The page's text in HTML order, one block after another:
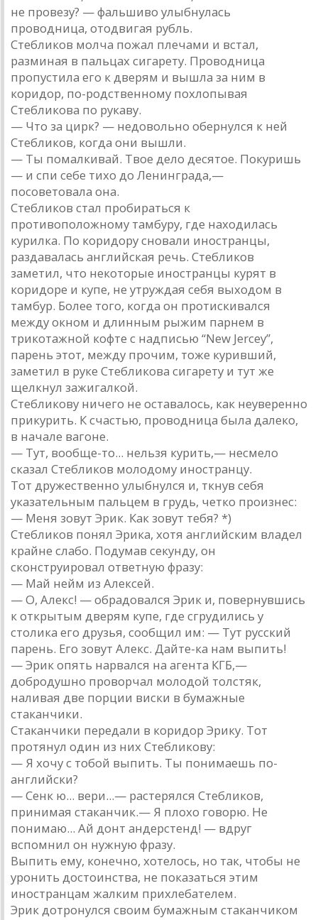
не провезу? — фальшиво улыбнулась
проводница, отодвигая рубль.
Стебликов молча пожал плечами и встал,
разминая в пальцах сигарету. Проводница
пропустила его к дверям и вышла за ним в
коридор, по-родственному похлопывая
Стебликова по рукаву.
— Что за цирк? — недовольно обернулся к ней
Стебликов, когда они вышли.
— Ты помалкивай. Твое дело десятое. Покуришь
— и спи себе тихо до Ленинграда,—
посоветовала она.
Стебликов стал пробираться к
противоположному тамбуру, где находилась
курилка. По коридору сновали иностранцы,
раздавалась английская речь. Стебликов
заметил, что некоторые иностранцы курят в
коридоре и купе, не утруждая себя выходом в
тамбур. Более того, когда он протискивался
между окном и длинным рыжим парнем в
трикотажной кофте с надписью “New Jercey”,
парень этот, между прочим, тоже куривший,
заметил в руке Стебликова сигарету и тут же
щелкнул зажигалкой.
Стебликову ничего не оставалось, как неуверенно
прикурить. К счастью, проводница была далеко,
в начале вагоне.
— Тут, вообще-то... нельзя курить,— несмело
сказал Стебликов молодому иностранцу.
Тот дружественно улыбнулся и, ткнув себя
указательным пальцем в грудь, четко произнес:
— Меня зовут Эрик. Как зовут тебя? *)
Стебликов понял Эрика, хотя английским владел
крайне слабо. Подумав секунду, он
сконструировал ответную фразу:
— Май нейм из Алексей.
— О, Алекс! — обрадовался Эрик и, повернувшись
к открытым дверям купе, где сгрудились у
столика его друзья, сообщил им: — Тут русский
парень. Его зовут Алекс. Дайте-ка нам выпить!
— Эрик опять нарвался на агента КГБ,—
добродушно проворчал молодой толстяк,
наливая две порции виски в бумажные
стаканчики.
Стаканчики передали в коридор Эрику. Тот
протянул один из них Стебликову:
— Я хочу с тобой выпить. Ты понимаешь по-
английски?
— Сенк ю... вери...— растерялся Стебликов,
принимая стаканчик.— Я плохо говорю. Не
понимаю... Ай донт андерстенд! — вдруг
вспомнил он нужную фразу.
Выпить ему, конечно, хотелось, но так, чтобы не
уронить достоинства, не показаться этим
иностранцам жалким прихлебателем.
Эрик дотронулся своим бумажным стаканчиком